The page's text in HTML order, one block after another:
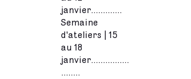
janvier.............
Semaine
d'ateliers | 15
au 18
janvier................
........